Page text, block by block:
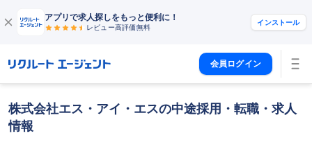
アプリで求人探しをもっと便利に！
レビュー高評価無料
インストール
会員ログイン
株式会社エス・アイ・エスの中途採用・転職・求人
情報